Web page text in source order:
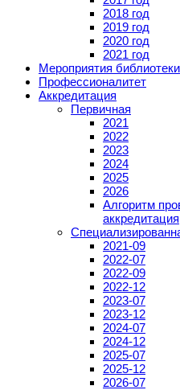
2018 год
2019 год
2020 год
2021 год
Мероприятия библиотеки
Профессионалитет
Аккредитация
Первичная
2021
2022
2023
2024
2025
2026
Алгоритм
аккредитация
2021-09
2022-07
2022-09
2022-12
2023-07
2023-12
2024-07
2024-12
2025-07
2025-12
2026-07